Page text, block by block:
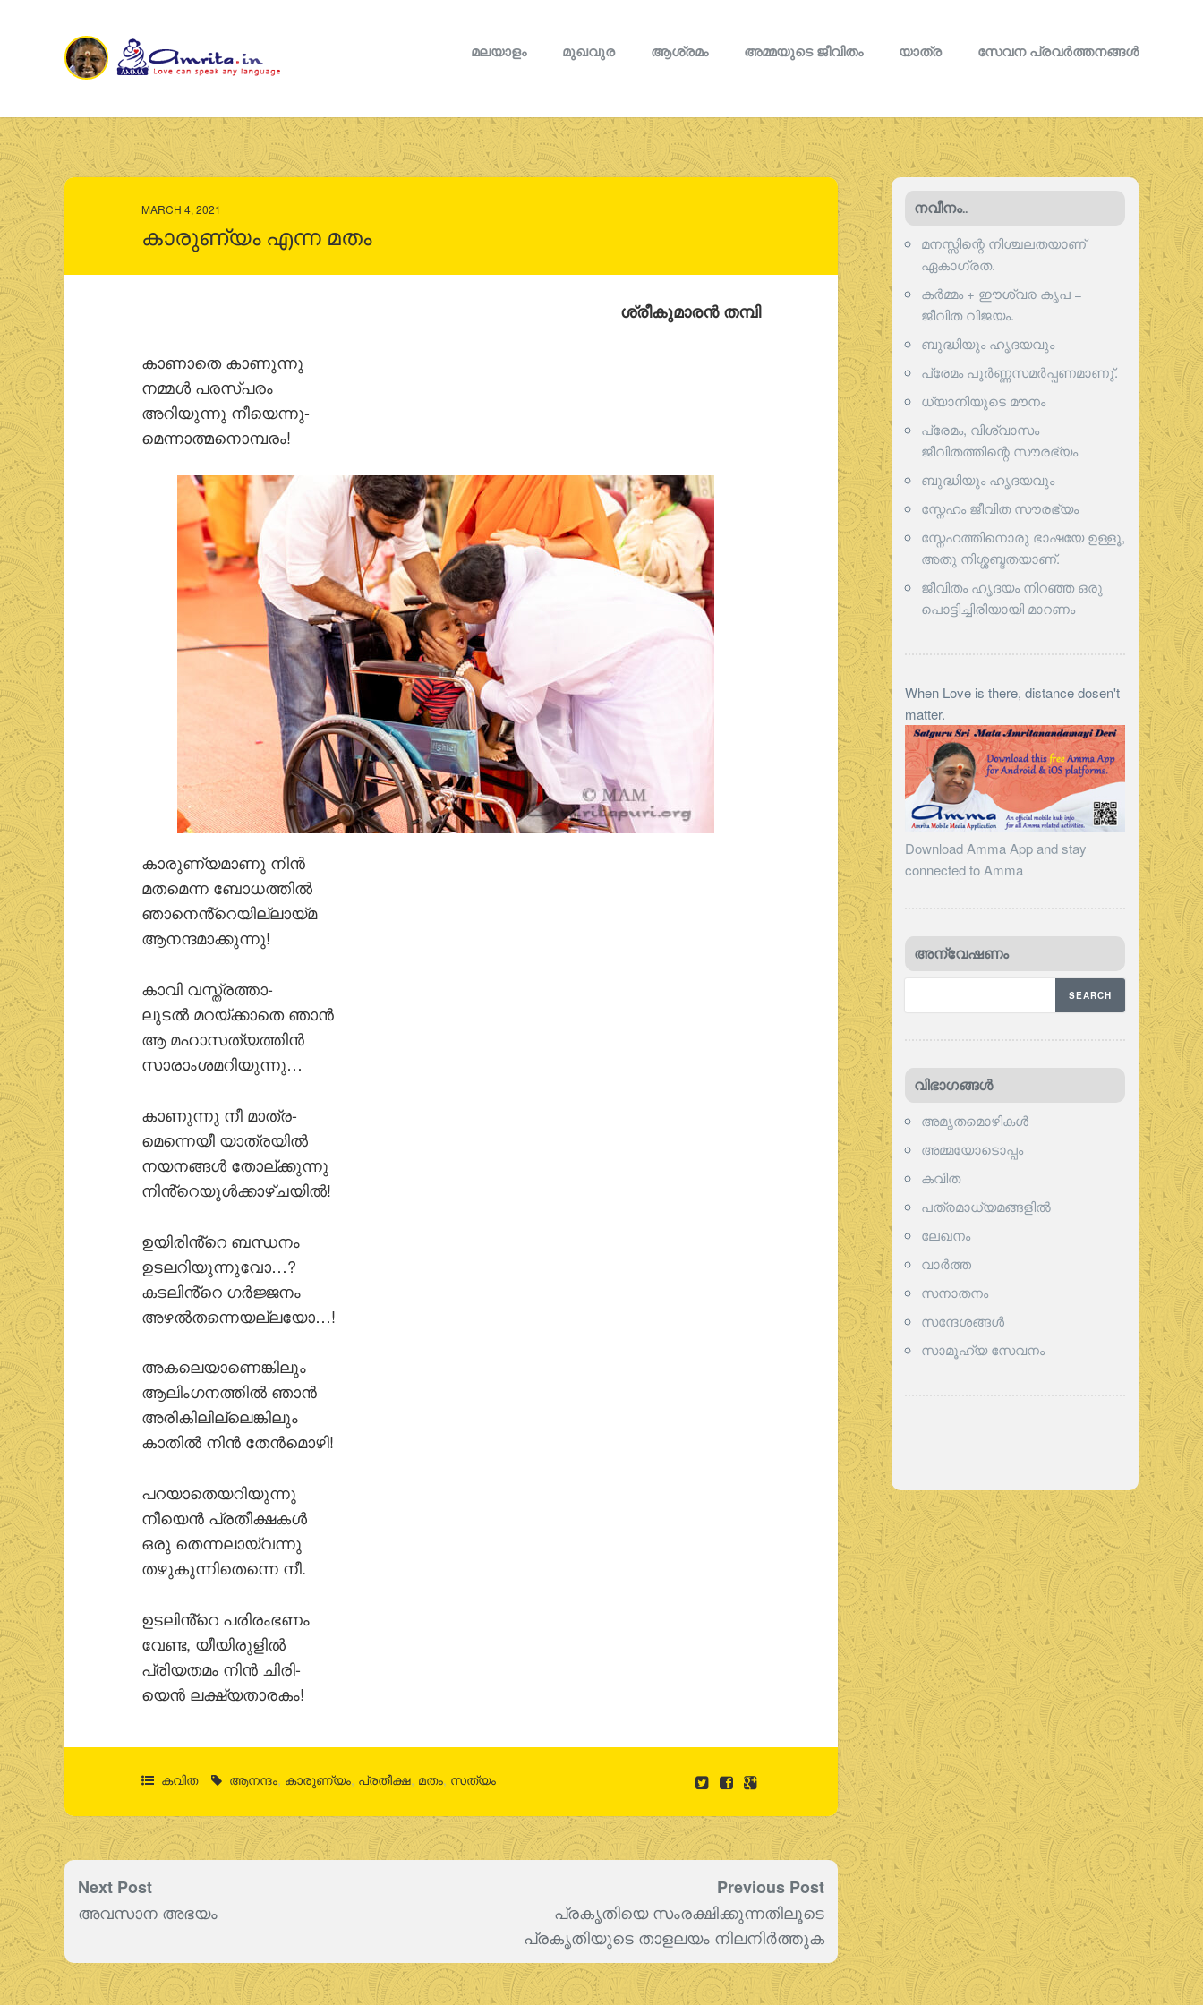
മലയാളം മുഖവുര ആശ്രമം അമ്മയുടെ ജീവിതം യാത്ര സേവന പ്രവര്‍ത്തനങ്ങള്‍
MARCH 4, 2021
കാരുണ്യം എന്ന മതം
ശ്രീകുമാരന്‍ തമ്പി
കാണാതെ കാണുന്നു
നമ്മള്‍ പരസ്പരം
അറിയുന്നു നീയെന്നു-
മെന്നാത്മനൊമ്പരം!
കാരുണ്യമാണു നിന്‍
മതമെന്ന ബോധത്തില്‍
ഞാനെൻ്റെയില്ലായ്മ
ആനന്ദമാക്കുന്നു!
കാവി വസ്ത്രത്താ-
ലുടല്‍ മറയ്ക്കാതെ ഞാന്‍
ആ മഹാസത്യത്തിന്‍
സാരാംശമറിയുന്നു…
കാണുന്നു നീ മാത്ര-
മെന്നെയീ യാത്രയില്‍
നയനങ്ങള്‍ തോല്ക്കുന്നു
നിൻ്റെയുള്‍ക്കാഴ്ചയില്‍!
ഉയിരിൻ്റെ ബന്ധനം
ഉടലറിയുന്നുവോ…?
കടലിൻ്റെ ഗര്‍ജ്ജനം
അഴല്‍തന്നെയല്ലയോ…!
അകലെയാണെങ്കിലും
ആലിംഗനത്തില്‍ ഞാന്‍
അരികിലില്ലെങ്കിലും
കാതില്‍ നിന്‍ തേന്‍മൊഴി!
പറയാതെയറിയുന്നു
നീയെന്‍ പ്രതീക്ഷകള്‍
ഒരു തെന്നലായ്‌വന്നു
തഴുകുന്നിതെന്നെ നീ.
ഉടലിൻ്റെ പരിരംഭണം
വേണ്ട, യീയിരുളില്‍
പ്രിയതമം നിന്‍ ചിരി-
യെന്‍ ലക്ഷ്യതാരകം!
കവിത ആനന്ദം, കാരുണ്യം, പ്രതീക്ഷ, മതം, സത്യം
Previous Post
പ്രകൃതിയെ സംരക്ഷിക്കുന്നതിലൂടെ
പ്രകൃതിയുടെ താളലയം നിലനിര്‍ത്തുക
Next Post
അവസാന അഭയം
നവീനം..
മനസ്സിന്റെ നിശ്ചലതയാണ്
ഏകാഗ്രത.
കർമ്മം + ഈശ്വര കൃപ =
ജീവിത വിജയം.
ബുദ്ധിയും ഹൃദയവും
പ്രേമം പൂര്‍ണ്ണസമര്‍പ്പണമാണു്.
ധ്യാനിയുടെ മൗനം
പ്രേമം, വിശ്വാസം
ജീവിതത്തിന്റെ സൗരഭ്യം
ബുദ്ധിയും ഹൃദയവും
സ്നേഹം ജീവിത സൗരഭ്യം
സ്നേഹത്തിനൊരു ഭാഷയേ ഉള്ളൂ,
അതു നിശ്ശബ്ദതയാണ്.
ജീവിതം ഹൃദയം നിറഞ്ഞ ഒരു
പൊട്ടിച്ചിരിയായി മാറണം
When Love is there, distance dosen't
matter.
Download Amma App and stay
connected to Amma
അന്വേഷണം
വിഭാഗങ്ങള്‍
അമൃതമൊഴികള്‍
അമ്മയോടൊപ്പം
കവിത
പത്രമാധ്യമങ്ങളില്‍
ലേഖനം
വാര്‍ത്ത
സനാതനം
സന്ദേശങ്ങൾ
സാമൂഹ്യ സേവനം